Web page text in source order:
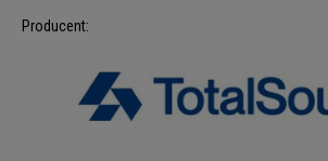
Producent: